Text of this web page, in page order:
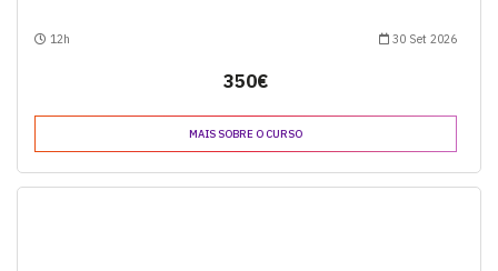
12h 30 Set 2026
350€
MAIS SOBRE O CURSO